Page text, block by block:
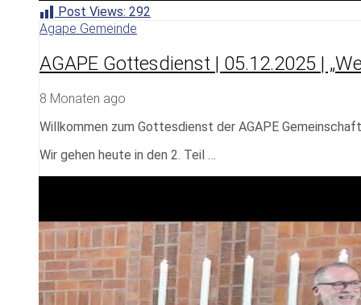
Post Views: 292
Agape Gemeinde
AGAPE Gottesdienst | 05.12.2025 |
8 Monaten ago
Willkommen zum Gottesdienst der AGAPE
Wir gehen heute in den 2. Teil …